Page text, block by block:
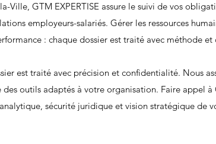
Ville, GTM EXPERTISE assure le suivi de vos
employeurs-salariés. Gérer les ressources
: chaque dossier est traité avec méthode
est traité avec précision et confidentialité. Nous
outils adaptés à votre organisation. Faire appel
sécurité juridique et vision stratégique de